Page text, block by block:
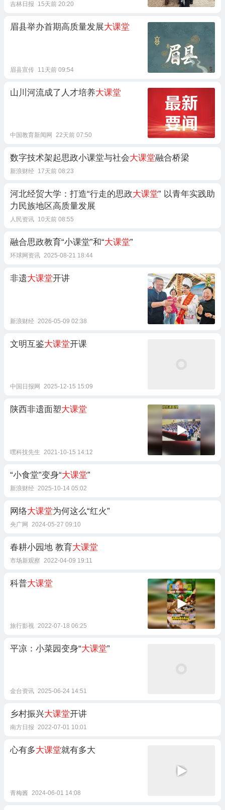
吉林日报 15天前 20:20
眉县举办首期高质量发展大课堂
眉县宣传 11天前 09:54
山川河流成了人才培养大课堂
中国教育新闻网 22天前 07:50
数字技术架起思政小课堂与社会大课堂融合桥梁
新浪财经 17天前 08:23
河北经贸大学：打造“行走的思政大课堂” 以青年实践助
力民族地区高质量发展
人民资讯 10天前 08:55
融合思政教育“小课堂”和“大课堂”
环球网资讯 2025-08-21 18:44
非遗大课堂开讲
新浪财经 2026-05-09 02:38
文明互鉴大课堂开课
中国日报网 2025-12-15 15:09
陕西非遗面塑大课堂
嘿科技先生 2021-10-15 14:12
“小食堂”变身“大课堂”
新浪财经 2025-10-14 05:02
网络大课堂为何这么“红火”
央广网 2024-05-27 09:10
春耕小园地 教育大课堂
市场新观察 2022-04-09 19:11
科普大课堂
旅行影视 2022-07-18 06:25
平凉：小菜园变身“大课堂”
金台资讯 2025-06-24 14:51
乡村振兴大课堂开讲
南方日报 2022-07-01 10:01
心有多大课堂就有多大
青梅酱 2024-06-01 14:08